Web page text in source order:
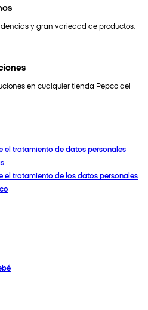
y gran variedad de productos.
en cualquier tienda Pepco del
el tratamiento de datos personales
el tratamiento de los datos personales